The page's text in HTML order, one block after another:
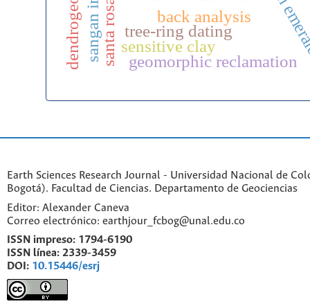
geomorphic reclamation
back analysis
tree-ring dating
sensitive clay
Earth Sciences Research Journal - Universidad Nacional de
Bogotá). Facultad de Ciencias. Departamento de Geociencias
Editor: Alexander Caneva
Correo electrónico: earthjour_fcbog@unal.edu.co
ISSN impreso: 1794-6190
ISSN línea: 2339-3459
DOI: 10.15446/esrj